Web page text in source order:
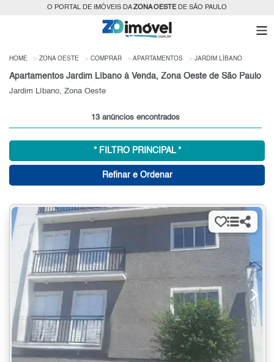
O PORTAL DE IMÓVEIS DAZONA OESTEDE SÃO PAULO
HOME ZONA OESTE COMPRAR APARTAMENTOS JARDIM LÍBANO
Apartamentos Jardim Líbano à Venda, Zona Oeste de São Paulo
Jardim Líbano, Zona Oeste
13 anúncios encontrados
* FILTRO PRINCIPAL *
Refinar e Ordenar